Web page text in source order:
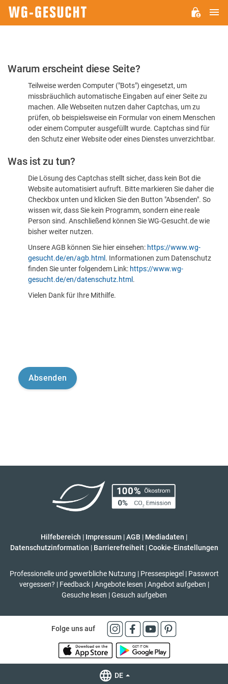
Bitte
dass
sind
Warum erscheint diese Seite?
Teilweise werden Computer ("Bots") eingesetzt, um
missbräuchlich automatische Eingaben auf einer Seite zu
machen. Alle Webseiten nutzen daher Captchas, um zu
prüfen, ob beispielsweise ein Formular von einem Menschen
oder einem Computer ausgefüllt wurde. Captchas sind für
den Schutz einer Website oder eines Dienstes unverzichtbar.
Was ist zu tun?
Die Lösung des Captchas stellt sicher, dass kein Bot die
Website automatisiert aufruft. Bitte markieren Sie daher die
Checkbox unten und klicken Sie den Button "Absenden". So
wissen wir, dass Sie kein Programm, sondern eine reale
Person sind. Anschließend können Sie WG-Gesucht.de wie
bisher weiter nutzen.
Unsere AGB können Sie hier einsehen: https://www.wg-
gesucht.de/en/agb.html . Informationen zum Datenschutz
finden Sie unter folgendem Link: https://www.wg-
gesucht.de/en/datenschutz.html .
Vielen Dank für Ihre Mithilfe.
Hilfebereich | Impressum |AGB | Mediadaten |
Datenschutzinformation | Barrierefreiheit | Cookie-Einstellungen
Professionelle und gewerbliche Nutzung | Pressespiegel | Passwort
vergessen? | Feedback | Angebote lesen | Angebot aufgeben |
Gesuche lesen | Gesuch aufgeben
Folge uns auf
DE